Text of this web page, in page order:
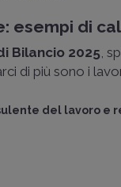
esempi di
Bilancio 2025,
di più sono i
del lavoro e